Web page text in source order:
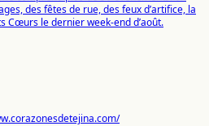
des fêtes de rue, des feux d’artifice, la
Cœurs le dernier week-end d’août.